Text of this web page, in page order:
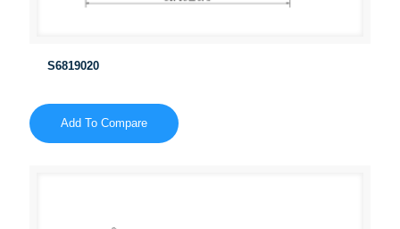
S6819020
Add To Compare